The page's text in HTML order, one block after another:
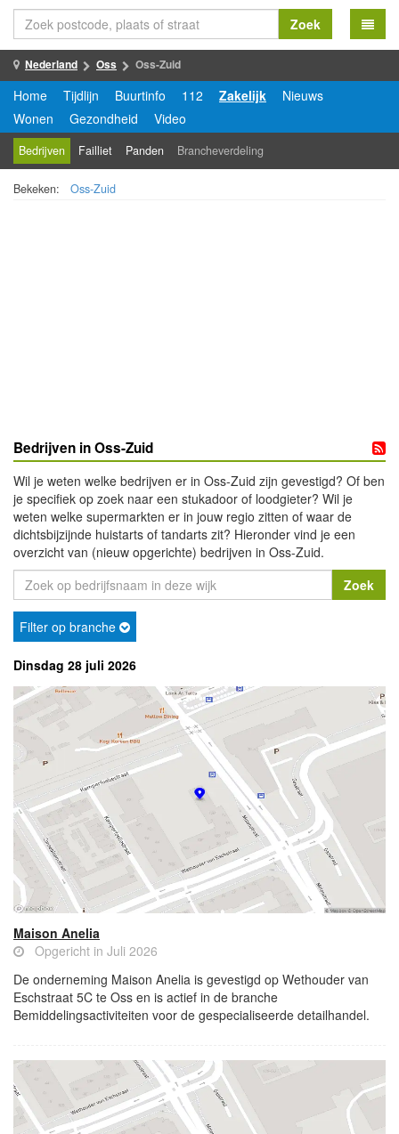
Zoek
Nederland Oss Oss-Zuid
Home Tijdlijn Buurtinfo 112 Zakelijk
Nieuws
Wonen
Gezondheid Video
Bedrijven Failliet Panden Brancheverdeling
Bekeken: Oss-Zuid
Bedrijven in Oss-Zuid
Wil je weten welke bedrijven er in Oss-Zuid zijn gevestigd? Of ben
je specifiek op zoek naar een stukadoor of loodgieter? Wil je
weten welke supermarkten er in jouw regio zitten of waar de
dichtsbijzijnde huistarts of tandarts zit? Hieronder vind je een
overzicht van (nieuw opgerichte) bedrijven in Oss-Zuid.
Filter op branche
Dinsdag 28 juli 2026
Maison Anelia
Opgericht in Juli 2026
De onderneming Maison Anelia is gevestigd op Wethouder van
Eschstraat 5C te Oss en is actief in de branche
Bemiddelingsactiviteiten voor de gespecialiseerde detailhandel.